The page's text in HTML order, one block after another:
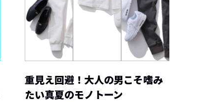
重見え回避！大人の男こそ嗜み
たい真夏のモノトーン